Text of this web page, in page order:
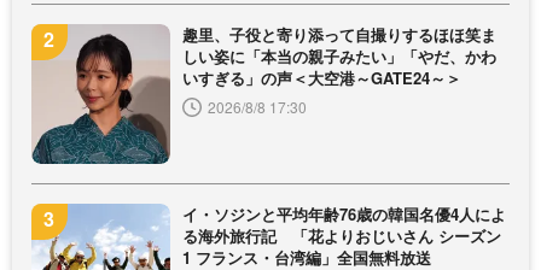
趣里、子役と寄り添って自撮りするほほ笑ま
しい姿に「本当の親子みたい」「やだ、かわ
いすぎる」の声＜大空港～GATE24～＞
2026/8/8 17:30
イ・ソジンと平均年齢76歳の韓国名優4人によ
る海外旅行記 「花よりおじいさん シーズン
1 フランス・台湾編」全国無料放送